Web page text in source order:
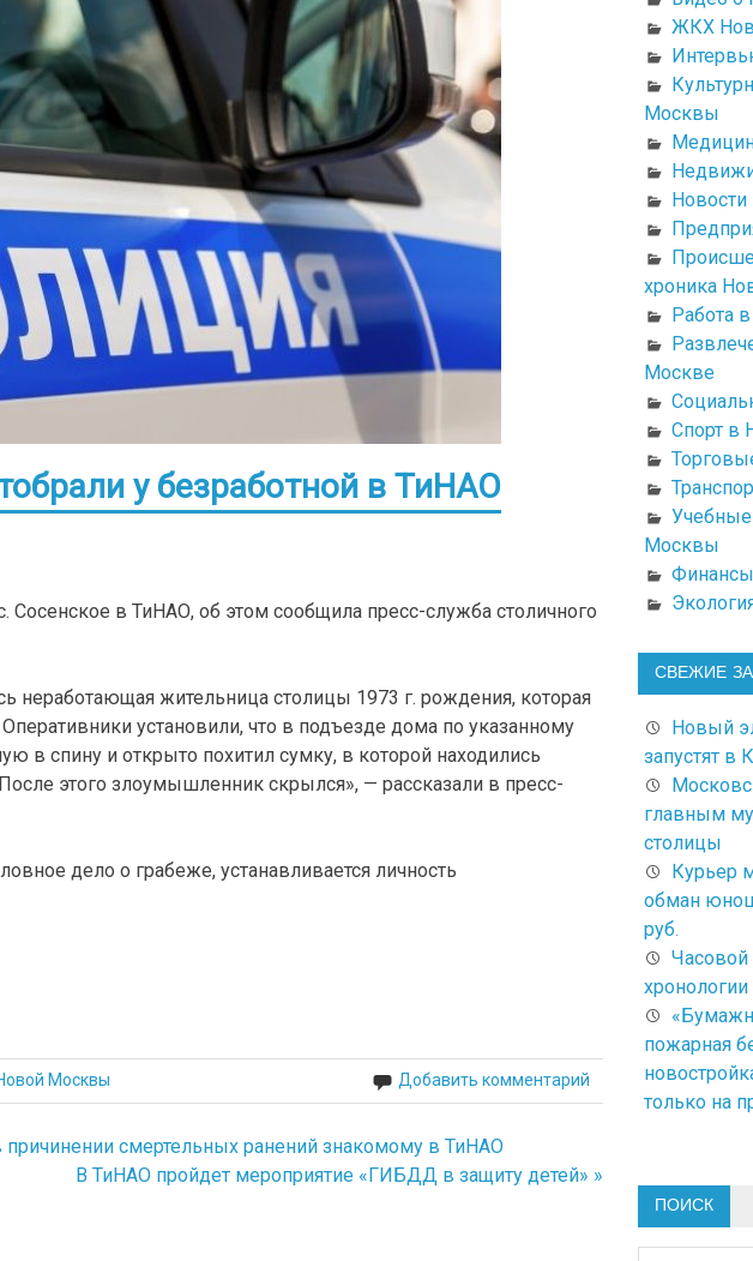
у безработной в ТиНАО
в ТиНАО, об этом сообщила пресс-служба столичного
неработающая жительница столицы 1973 г. рождения, которая
установили, что в подъезде дома по указанному
в спину и открыто похитил сумку, в которой находились
этого злоумышленник скрылся», — рассказали в пресс-
дело о грабеже, устанавливается личность
Москвы Добавить комментарий
смертельных ранений знакомому в ТиНАО
В ТиНАО пройдет мероприятие «ГИБДД в защиту детей» »
ЖКХ
Москвы
хроника
Работа
Москве
Спорт в
Москвы
СВЕЖИЕ
Новый
запустят в
главным
столицы
Курьер
обман
руб.
Часовой
пожарная
только на
ПОИСК